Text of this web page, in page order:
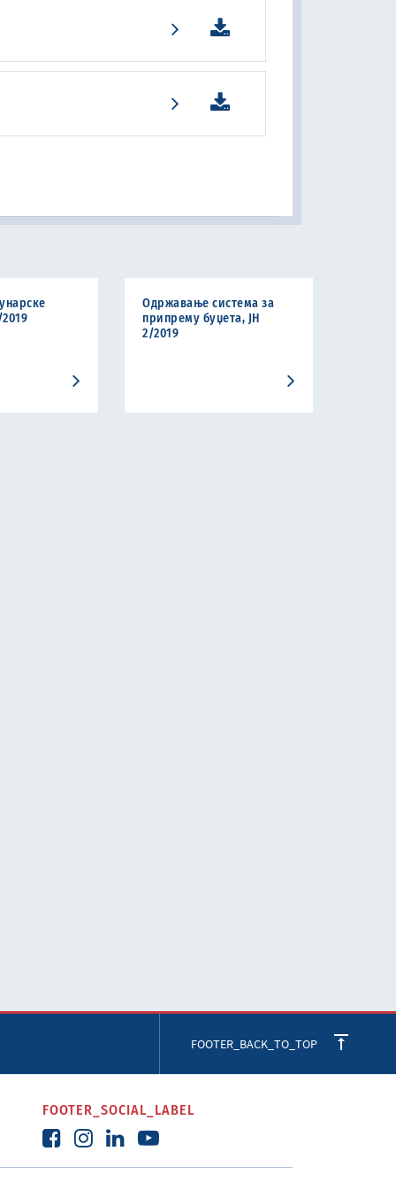
Одржавање система за
припрему буџета, ЈН
2/2019
FOOTER_BACK_TO_TOP
FOOTER_SOCIAL_LABEL